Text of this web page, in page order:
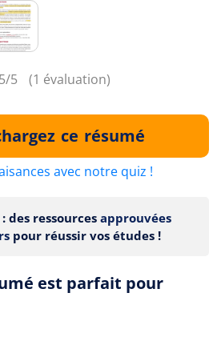
5/5 (1 évaluation)
ce résumé
avec notre quiz !
des ressources approuvées
pour réussir vos études !
est parfait pour